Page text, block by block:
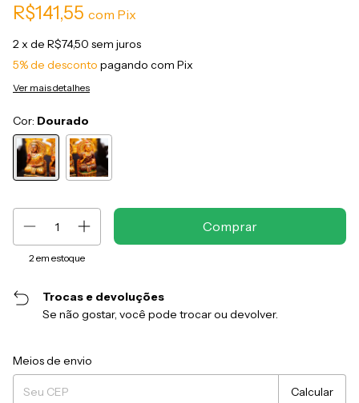
R$141,55 com Pix
2x de R$74,50 sem juros
5% de desconto pagando com Pix
Ver mais detalhes
Cor: Dourado
2em estoque
Trocas e devoluções
Se não gostar, você pode trocar ou devolver.
Entregas para o CEP:
Meios de envio
Calcular